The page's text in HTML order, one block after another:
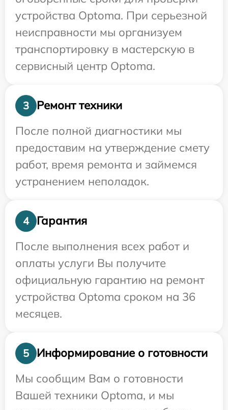
устройства Optoma. При серьезной
неисправности мы организуем
транспортировку в мастерскую в
сервисный центр Optoma.
3
Ремонт техники
После полной диагностики мы
предоставим на утверждение смету
работ, время ремонта и займемся
устранением неполадок.
4
Гарантия
После выполнения всех работ и
оплаты услуги Вы получите
официальную гарантию на ремонт
устройства Optoma сроком на 36
месяцев.
5
Информирование о готовности
Мы сообщим Вам о готовности
Вашей техники Optoma, и мы